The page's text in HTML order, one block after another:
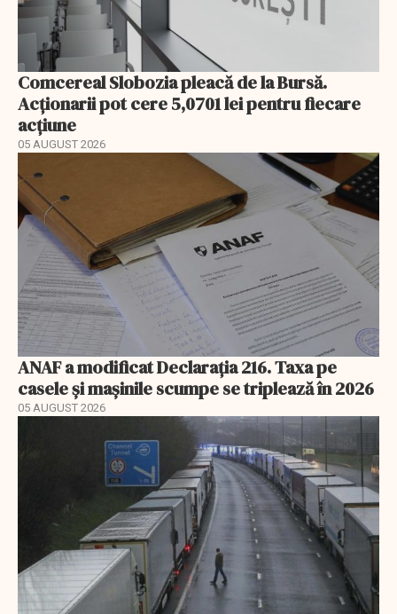
Comcereal Slobozia pleacă de la Bursă.
Acționarii pot cere 5,0701 lei pentru fiecare
acțiune
05 AUGUST 2026
ANAF a modificat Declarația 216. Taxa pe
casele și mașinile scumpe se triplează în 2026
05 AUGUST 2026